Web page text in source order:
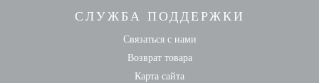
СЛУЖБА ПОДДЕРЖКИ
Связаться с нами
Возврат товара
Карта сайта